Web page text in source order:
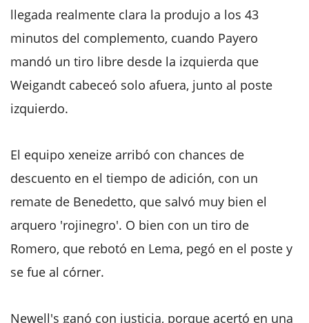
llegada realmente clara la produjo a los 43
minutos del complemento, cuando Payero
mandó un tiro libre desde la izquierda que
Weigandt cabeceó solo afuera, junto al poste
izquierdo.
El equipo xeneize arribó con chances de
descuento en el tiempo de adición, con un
remate de Benedetto, que salvó muy bien el
arquero 'rojinegro'. O bien con un tiro de
Romero, que rebotó en Lema, pegó en el poste y
se fue al córner.
Newell's ganó con justicia, porque acertó en una